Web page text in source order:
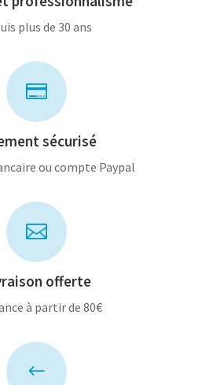
plus de 30 ans

sécurisé
ou compte Paypal

offerte
à partir de 80€
#